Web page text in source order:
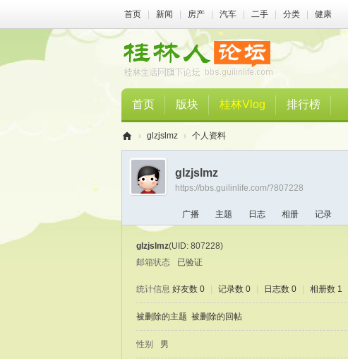
首页 新闻 房产 汽车 二手 分类 健康
首页 版块 桂林Vlog 排行榜
桂
人
› glzjslmz › 个人资料
glzjslmz
https://bbs.guilinlife.com/?807228
广播 主题 日志 相册 记录
glzjslmz(UID: 807228)
邮箱状态
已验证
统计信息 好友数 0 记录数 0 日志数 0 相册数 1
被删除的主题 被删除的回帖
性别 男